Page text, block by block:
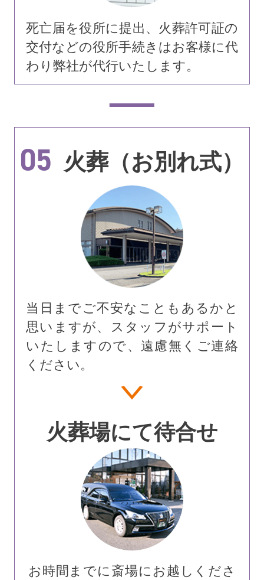
死亡届を役所に提出、火葬許可証の
交付などの役所手続きはお客様に代
わり弊社が代行いたします。
05 火葬（お別れ式）
当日までご不安なこともあるかと
思いますが、スタッフがサポート
いたしますので、遠慮無くご連絡
ください。
火葬場にて待合せ
お時間までに斎場にお越しくださ